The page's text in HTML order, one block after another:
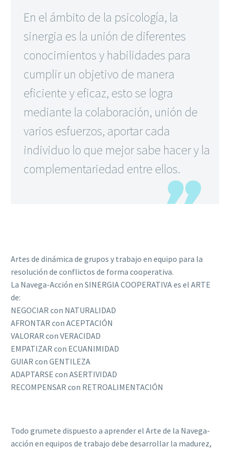
En el ámbito de la psicología, la
sinergia es la unión de diferentes
conocimientos y habilidades para
cumplir un objetivo de manera
eficiente y eficaz, esto se logra
mediante la colaboración, unión de
varios esfuerzos, aportar cada
individuo lo que mejor sabe hacer y la
complementariedad entre ellos.
Artes de dinámica de grupos y trabajo en equipo para la
resolución de conflictos de forma cooperativa.
La Navega-Acción en SINERGIA COOPERATIVA es el ARTE
de:
NEGOCIAR con NATURALIDAD
AFRONTAR con ACEPTACIÓN
VALORAR con VERACIDAD
EMPATIZAR con ECUANIMIDAD
GUIAR con GENTILEZA
ADAPTARSE con ASERTIVIDAD
RECOMPENSAR con RETROALIMENTACIÓN
Todo grumete dispuesto a aprender el Arte de la Navega-
acción en equipos de trabajo debe desarrollar la madurez,